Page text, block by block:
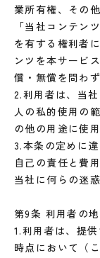
業所有権、その
「当社コンテン
を有する権利者
ンツを本サービ
償・無償を問わ
2.利用者は、当
人の私的使用の
の他の用途に使
3.本条の定めに
自己の責任と費
当社に何らの迷
第9条 利用者の
1.利用者は、提
時点において（